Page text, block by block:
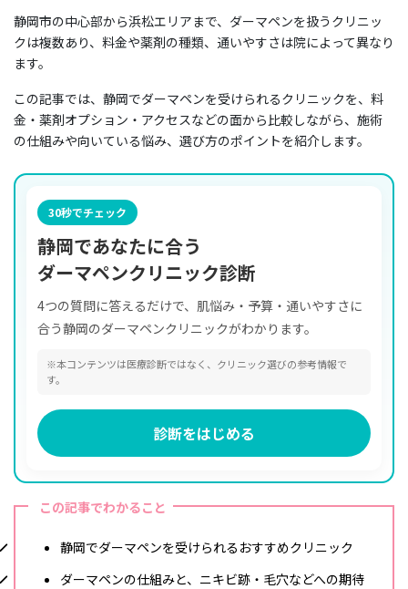
静岡市の中心部から浜松エリアまで、ダーマペンを扱うクリニッ
クは複数あり、料金や薬剤の種類、通いやすさは院によって異なり
ます。
この記事では、静岡でダーマペンを受けられるクリニックを、料
金・薬剤オプション・アクセスなどの面から比較しながら、施術
の仕組みや向いている悩み、選び方のポイントを紹介します。
30秒でチェック
静岡であなたに合う
ダーマペンクリニック診断
4つの質問に答えるだけで、肌悩み・予算・通いやすさに
合う静岡のダーマペンクリニックがわかります。
※本コンテンツは医療診断ではなく、クリニック選びの参考情報で
す。
診断をはじめる
この記事でわかること
静岡でダーマペンを受けられるおすすめクリニック
ダーマペンの仕組みと、ニキビ跡・毛穴などへの期待